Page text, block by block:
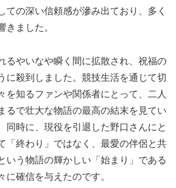
ての深い信頼感が滲み出ており、多く
きました。
るやいなや瞬く間に拡散され、祝福の
に殺到しました。競技生活を通じて切
を知るファンや関係者にとって、二人
るで壮大な物語の最高の結末を見てい
同時に、現役を引退した野口さんにと
「終わり」ではなく、最愛の伴侶と共
いう物語の輝かしい「始まり」である
に確信を与えたのです。